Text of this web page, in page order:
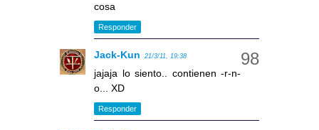
cosa
Responder
Jack-Kun 21/3/11, 19:38
jajaja lo siento.. contienen -r-n-
o... XD
Responder